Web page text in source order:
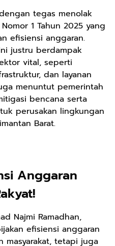
tegas menolak
1 Tahun 2025 yang
efisiensi anggaran.
justru berdampak
vital, seperti
dan layanan
menuntut pemerintah
bencana serta
perusakan lingkungan
Barat.
Anggaran
Najmi Ramadhan,
efisiensi anggaran
masyarakat, tetapi juga